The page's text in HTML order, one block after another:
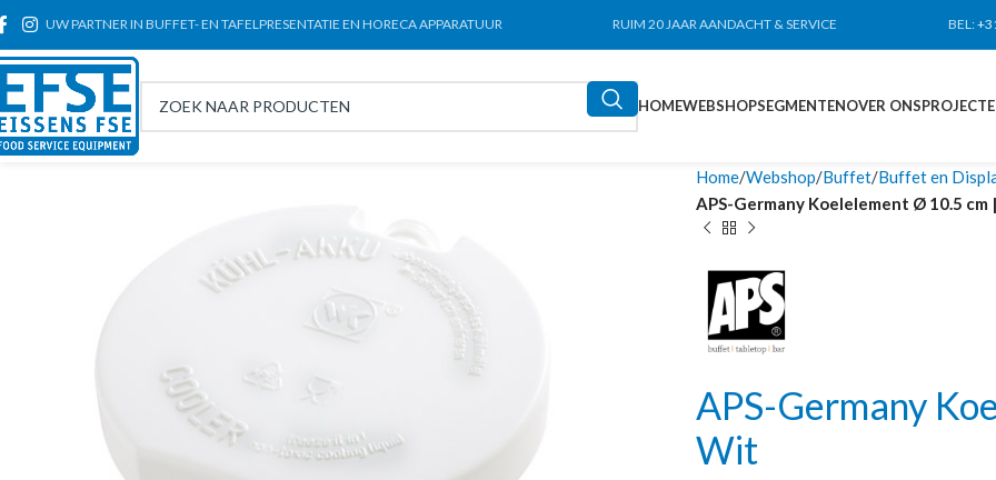
UW PARTNER IN BUFFET- EN TAFELPRESENTATIE EN HORECA APPARATUUR RUIM 20 JAAR AANDACHT & SERVICE BEL:
HOMEWEBSHOPSEGMENTENOVER ONS
Home Webshop Buffet Buffet en
APS-Germany Koelelement Ø 10.5 cm
APS-Germany
Wit